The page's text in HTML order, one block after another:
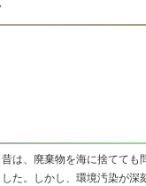
昔は、廃棄物を海に捨てても
した。しかし、環境汚染が深